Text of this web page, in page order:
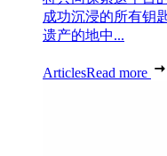
成功沉浸的所有钥
遗产的地中...
ArticlesRead more